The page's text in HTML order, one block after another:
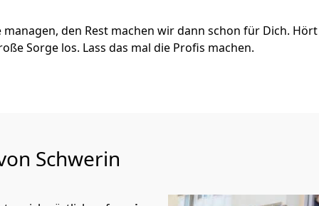
den Rest machen wir dann schon für Dich.
Sorge los. Lass das mal die Profis machen.
Schwerin